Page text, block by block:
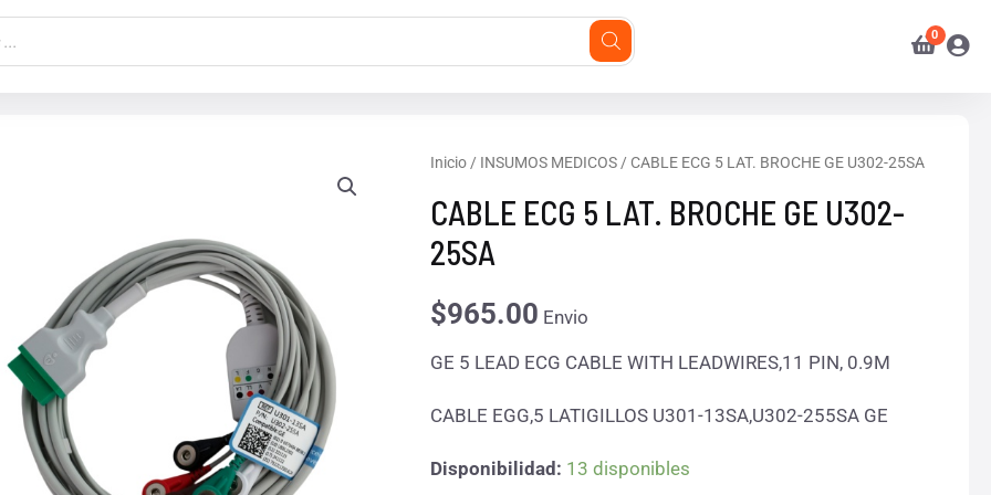
Inicio/ INSUMOS MEDICOS/ CABLE ECG 5 LAT. BROCHE GE U302-25SA
CABLE ECG 5 LAT. BROCHE GE U302-
25SA
$965.00 Envio
GE 5 LEAD ECG CABLE WITH LEADWIRES,11 PIN, 0.9M
CABLE EGG,5 LATIGILLOS U301-13SA,U302-255SA GE
Disponibilidad: 13 disponibles
CABLE
ECG
5
LAT.
BROCHE
U302-